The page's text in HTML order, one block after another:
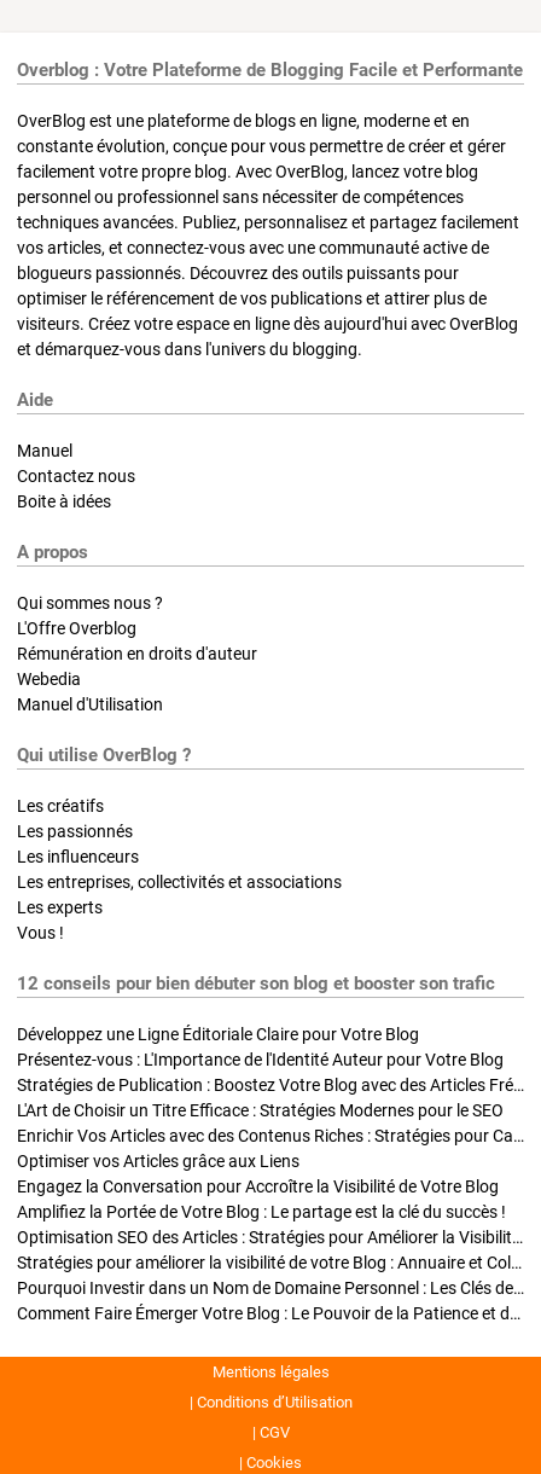
Overblog : Votre Plateforme de Blogging Facile et Performante
OverBlog est une plateforme de blogs en ligne, moderne et en
constante évolution, conçue pour vous permettre de créer et gérer
facilement votre propre blog. Avec OverBlog, lancez votre blog
personnel ou professionnel sans nécessiter de compétences
techniques avancées. Publiez, personnalisez et partagez facilement
vos articles, et connectez-vous avec une communauté active de
blogueurs passionnés. Découvrez des outils puissants pour
optimiser le référencement de vos publications et attirer plus de
visiteurs. Créez votre espace en ligne dès aujourd'hui avec OverBlog
et démarquez-vous dans l'univers du blogging.
Aide
Manuel
Contactez nous
Boite à idées
A propos
Qui sommes nous ?
L'Offre Overblog
Rémunération en droits d'auteur
Webedia
Manuel d'Utilisation
Qui utilise OverBlog ?
Les créatifs
Les passionnés
Les influenceurs
Les entreprises, collectivités et associations
Les experts
Vous !
12 conseils pour bien débuter son blog et booster son trafic
Développez une Ligne Éditoriale Claire pour Votre Blog
Présentez-vous : L'Importance de l'Identité Auteur pour Votre Blog
Stratégies de Publication : Boostez Votre Blog avec des Articles Fréquents et Exclusifs
L'Art de Choisir un Titre Efficace : Stratégies Modernes pour le SEO
Enrichir Vos Articles avec des Contenus Riches : Stratégies pour Captiver et Optimiser
Optimiser vos Articles grâce aux Liens
Engagez la Conversation pour Accroître la Visibilité de Votre Blog
Amplifiez la Portée de Votre Blog : Le partage est la clé du succès !
Optimisation SEO des Articles : Stratégies pour Améliorer la Visibilité de Votre Blog
Stratégies pour améliorer la visibilité de votre Blog : Annuaire et Collaborations
Pourquoi Investir dans un Nom de Domaine Personnel : Les Clés de la Réussite de Votre Blog
Comment Faire Émerger Votre Blog : Le Pouvoir de la Patience et de la Persévérance
Mentions légales
Conditions d’Utilisation
CGV
Cookies